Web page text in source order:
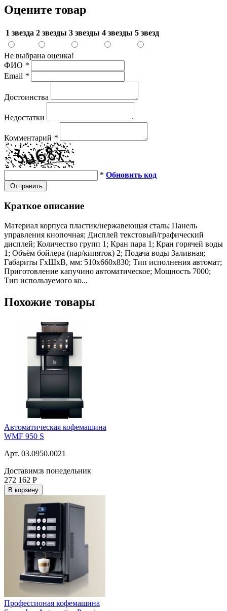
Оцените товар
1 звезда 2 звезды 3 звезды 4 звезды 5 звезд
Не выбрана оценка!
ФИО *
Email *
Достоинства
Недостатки
Комментарий *
* Обновить код
Отправить
Краткое описание
Материал корпуса пластик/нержавеющая сталь; Панель
управления кнопочная; Дисплей текстовый/графический
дисплей; Количество групп 1; Кран пара 1; Кран горячей воды
1; Объём бойлера (пар/кипяток) 2; Подача воды Заливная;
Габариты ГхШхВ, мм: 510х660х830; Тип исполнения автомат;
Приготовление капучино автоматическое; Мощность 7000;
Тип используемого ко...
Похожие товары
Автоматическая кофемашина
WMF 950 S
Арт. 03.0950.0021
Доставим:в понедельник
272 162 Р
В корзину
Профессионая кофемашина